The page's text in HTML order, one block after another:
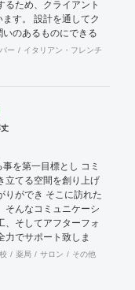
るため、クライアント
す。 設計を通してク
のあるものにできる
。また、私たち櫻井建
れないデザイン活動を
ー イタリアン・フレンチ
を第一目標とし コミ
立てる空間を創り上げ
りができ そこに訪れた
そんなコミュニケーシ
、そしてアフターフォ
力でサポート致しま
薬局 サロン その他